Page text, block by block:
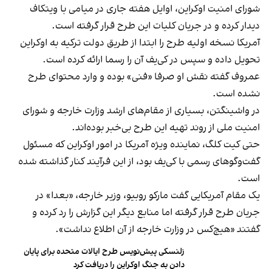
شورای امنیت اوکراین، اوایل هفته جاری در میامی با ویتکاف
دیدار کرده و در جریان کلیات این طرح قرار گرفته است.
آمریکا نسخه اولیه طرح را ابتدا از طریق دولت ترکیه به اوکراین
تحویل داده و سپس در کی‌یف آن را رسما ارائه کرده است.
عمروف گفته نقش او صرفا «فنی» بوده و وارد محتوای طرح
نشده است.
در واشینگتن، بسیاری از مقام‌های ارشد وزارت خارجه و شورای
امنیت ملی از روند تهیه این طرح بی‌خبر بوده‌اند.
حتی کیت کلگ، نماینده ویژه آمریکا در امور اوکراین که مسئول
گفت‌وگوهای رسمی با کی‌یف بود، از این فرآیند کنار گذاشته شده
است.
یک مقام آمریکایی گفت مارکو روبیو، وزیر خارجه، «بعدا» در
جریان طرح قرار گرفته اما منابع دیگر این گزارش را رد کرده‌ و
گفتند «هیچ‌کس در وزارت خارجه از آن اطلاع نداشت».
زلنسکی پیش‌نویس طرح ایالات متحده برای پایان
دادن به جنگ اوکراین را دریافت کرد